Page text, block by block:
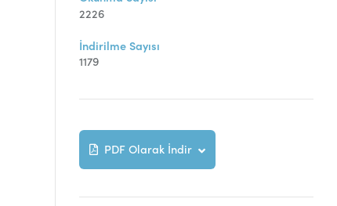
2226
İndirilme Sayısı
1179
PDF Olarak İndir